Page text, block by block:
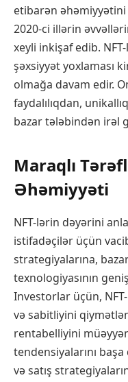
etibarən
2020-ci illərin
xeyli inkişaf edib.
şəxsiyyət yoxlaması
olmağa davam edir.
faydalılıqdan,
bazar tələbindən irəl
Maraqlı
Əhəmiyyəti
NFT-lərin dəyərini
istifadəçilər üçün
strategiyalarına,
texnologiyasının
Investorlar üçün,
və sabitliyini
rentabelliyini
tendensiyalarını
və satış